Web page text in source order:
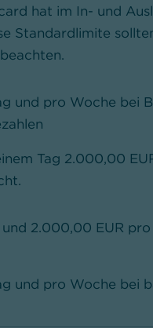
hat im In- und
Standardlimite
und pro Woche bei
Tag 2.000,00
2.000,00 EUR
und pro Woche bei